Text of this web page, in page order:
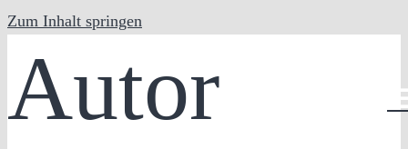
Zum Inhalt springen
Autor